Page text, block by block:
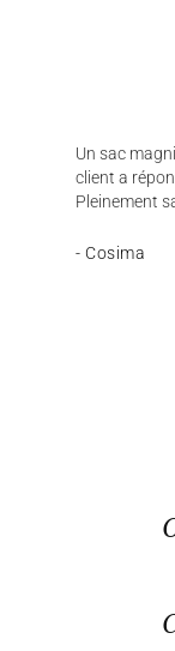
Un sac
client a
Pleinement
- Cosima